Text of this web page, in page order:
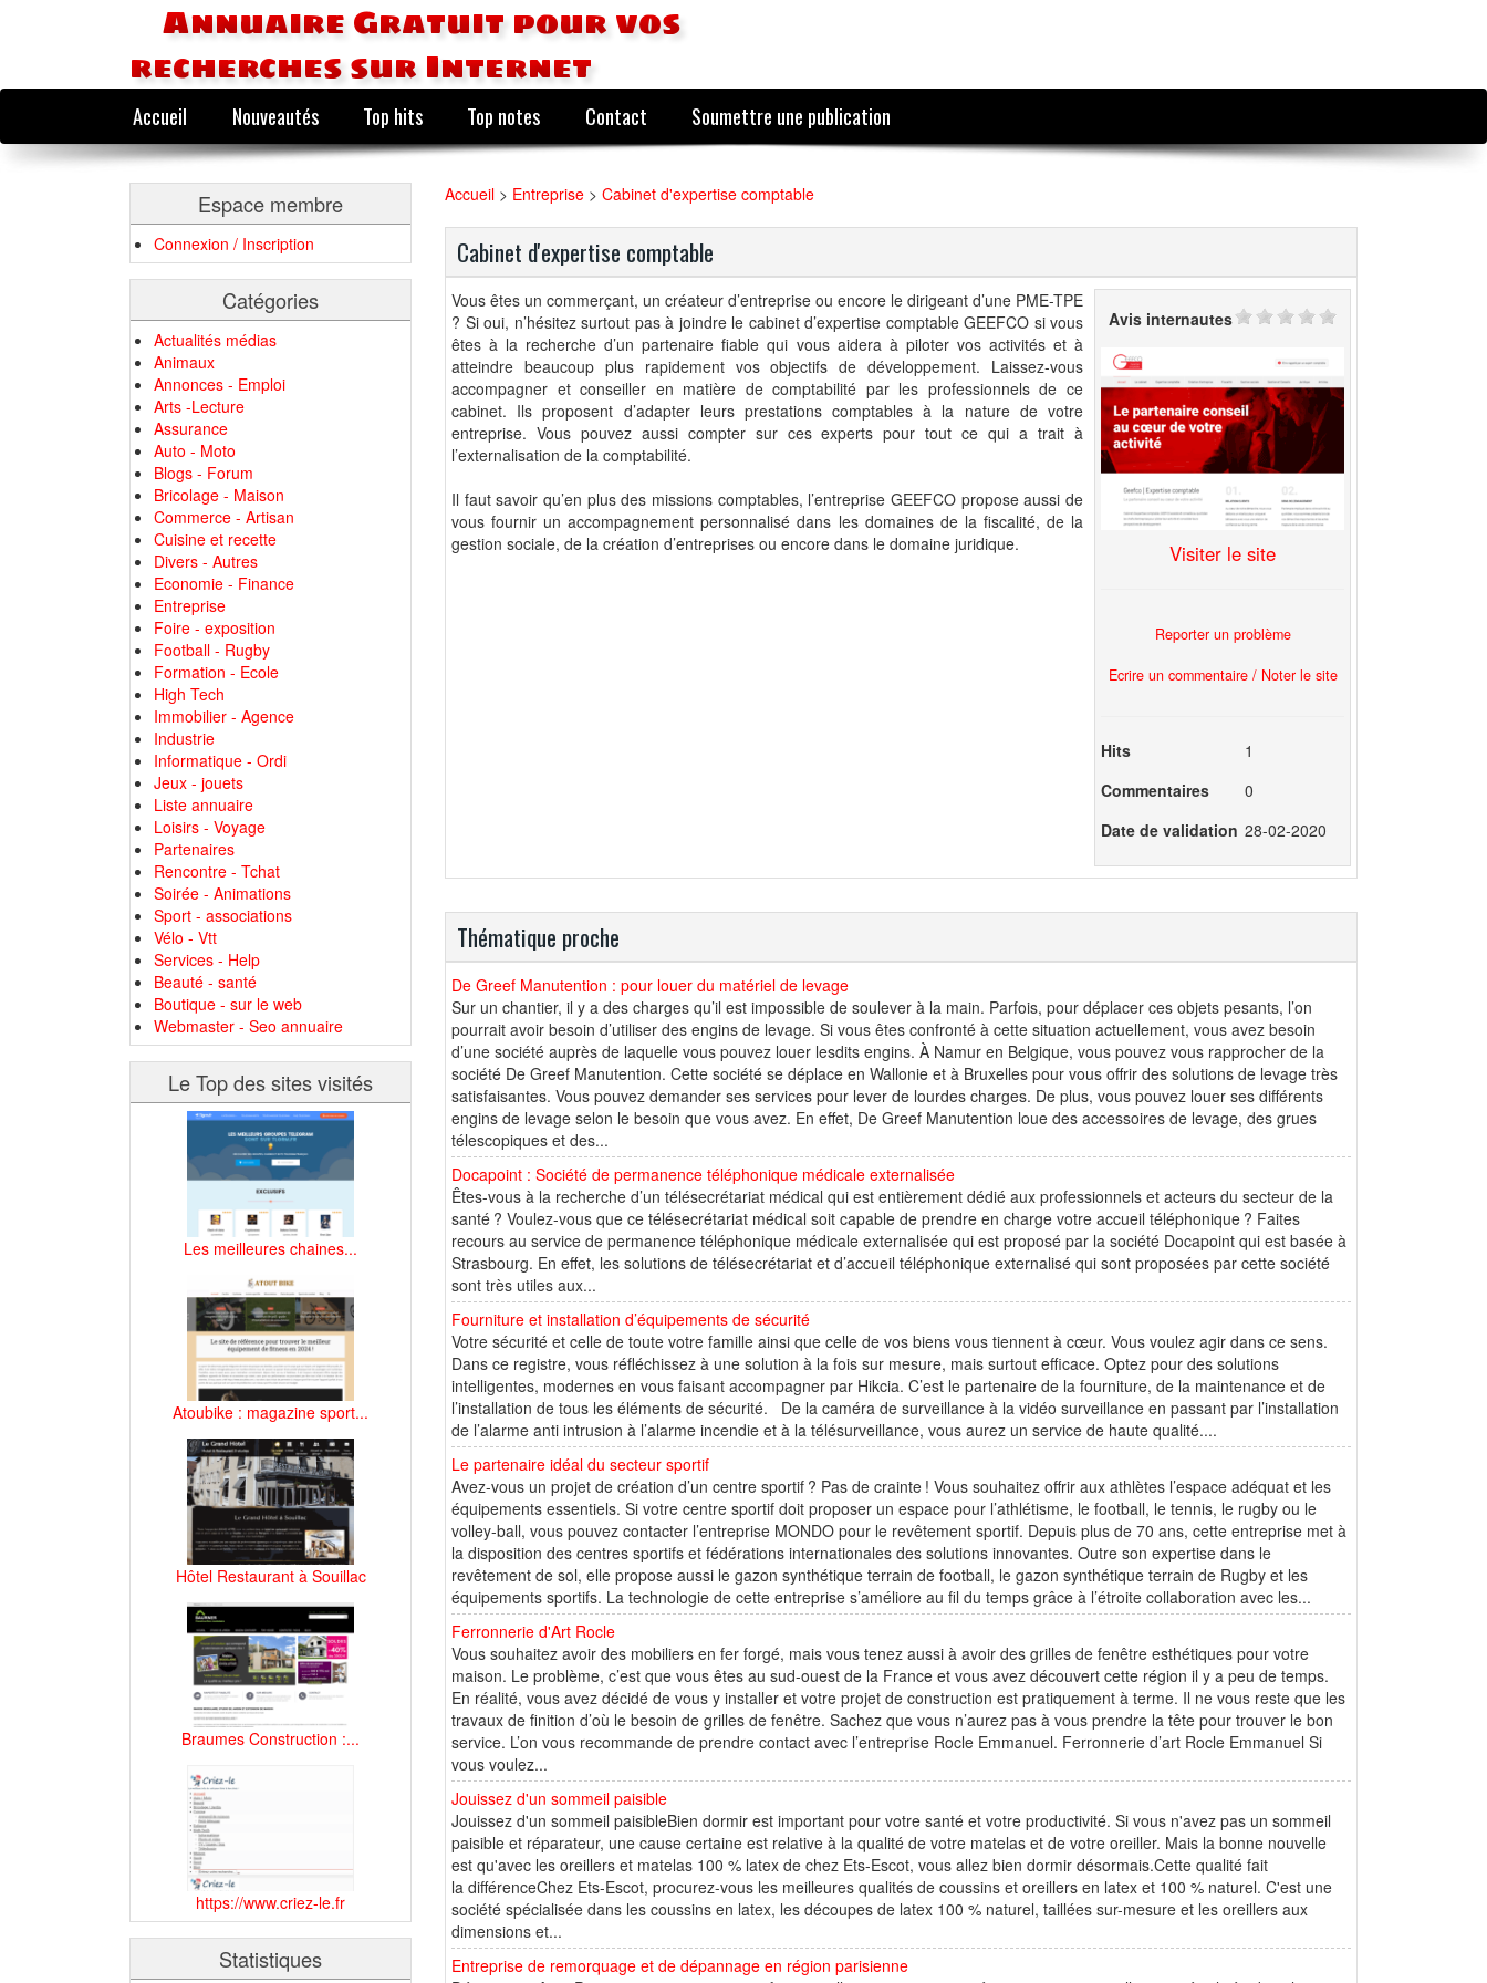
Annuaire Gratuit pour vos
recherches sur Internet
Accueil Nouveautés Top hits Top notes Contact Soumettre une publication
Espace membre
Connexion / Inscription
Catégories
Actualités médias
Animaux
Annonces - Emploi
Arts -Lecture
Assurance
Auto - Moto
Blogs - Forum
Bricolage - Maison
Commerce - Artisan
Cuisine et recette
Divers - Autres
Economie - Finance
Entreprise
Foire - exposition
Football - Rugby
Formation - Ecole
High Tech
Immobilier - Agence
Industrie
Informatique - Ordi
Jeux - jouets
Liste annuaire
Loisirs - Voyage
Partenaires
Rencontre - Tchat
Soirée - Animations
Sport - associations
Vélo - Vtt
Services - Help
Beauté - santé
Boutique - sur le web
Webmaster - Seo annuaire
Le Top des sites visités
Les meilleures chaines...
Atoubike : magazine sport...
Hôtel Restaurant à Souillac
Braumes Construction :...
https://www.criez-le.fr
Statistiques
Accueil > Entreprise > Cabinet d'expertise comptable
Cabinet d'expertise comptable
Vous êtes un commerçant, un créateur d’entreprise ou encore le dirigeant d’une PME-TPE
? Si oui, n’hésitez surtout pas à joindre le cabinet d’expertise comptable GEEFCO si vous
êtes à la recherche d’un partenaire fiable qui vous aidera à piloter vos activités et à
atteindre beaucoup plus rapidement vos objectifs de développement. Laissez-vous
accompagner et conseiller en matière de comptabilité par les professionnels de ce
cabinet. Ils proposent d’adapter leurs prestations comptables à la nature de votre
entreprise. Vous pouvez aussi compter sur ces experts pour tout ce qui a trait à
l’externalisation de la comptabilité.
Il faut savoir qu’en plus des missions comptables, l’entreprise GEEFCO propose aussi de
vous fournir un accompagnement personnalisé dans les domaines de la fiscalité, de la
gestion sociale, de la création d’entreprises ou encore dans le domaine juridique.
Avis internautes
Visiter le site
Reporter un problème
Ecrire un commentaire / Noter le site
Hits
1
Commentaires
0
Date de validation 28-02-2020
Thématique proche
De Greef Manutention : pour louer du matériel de levage
Sur un chantier, il y a des charges qu’il est impossible de soulever à la main. Parfois, pour déplacer ces objets pesants, l’on
pourrait avoir besoin d’utiliser des engins de levage. Si vous êtes confronté à cette situation actuellement, vous avez besoin
d’une société auprès de laquelle vous pouvez louer lesdits engins. À Namur en Belgique, vous pouvez vous rapprocher de la
société De Greef Manutention. Cette société se déplace en Wallonie et à Bruxelles pour vous offrir des solutions de levage très
satisfaisantes. Vous pouvez demander ses services pour lever de lourdes charges. De plus, vous pouvez louer ses différents
engins de levage selon le besoin que vous avez. En effet, De Greef Manutention loue des accessoires de levage, des grues
télescopiques et des...
Docapoint : Société de permanence téléphonique médicale externalisée
Êtes-vous à la recherche d’un télésecrétariat médical qui est entièrement dédié aux professionnels et acteurs du secteur de la
santé ? Voulez-vous que ce télésecrétariat médical soit capable de prendre en charge votre accueil téléphonique ? Faites
recours au service de permanence téléphonique médicale externalisée qui est proposé par la société Docapoint qui est basée à
Strasbourg. En effet, les solutions de télésecrétariat et d’accueil téléphonique externalisé qui sont proposées par cette société
sont très utiles aux...
Fourniture et installation d’équipements de sécurité
Votre sécurité et celle de toute votre famille ainsi que celle de vos biens vous tiennent à cœur. Vous voulez agir dans ce sens.
Dans ce registre, vous réfléchissez à une solution à la fois sur mesure, mais surtout efficace. Optez pour des solutions
intelligentes, modernes en vous faisant accompagner par Hikcia. C’est le partenaire de la fourniture, de la maintenance et de
l’installation de tous les éléments de sécurité. De la caméra de surveillance à la vidéo surveillance en passant par l’installation
de l’alarme anti intrusion à l’alarme incendie et à la télésurveillance, vous aurez un service de haute qualité....
Le partenaire idéal du secteur sportif
Avez-vous un projet de création d’un centre sportif ? Pas de crainte ! Vous souhaitez offrir aux athlètes l’espace adéquat et les
équipements essentiels. Si votre centre sportif doit proposer un espace pour l’athlétisme, le football, le tennis, le rugby ou le
volley-ball, vous pouvez contacter l’entreprise MONDO pour le revêtement sportif. Depuis plus de 70 ans, cette entreprise met à
la disposition des centres sportifs et fédérations internationales des solutions innovantes. Outre son expertise dans le
revêtement de sol, elle propose aussi le gazon synthétique terrain de football, le gazon synthétique terrain de Rugby et les
équipements sportifs. La technologie de cette entreprise s’améliore au fil du temps grâce à l’étroite collaboration avec les...
Ferronnerie d'Art Rocle
Vous souhaitez avoir des mobiliers en fer forgé, mais vous tenez aussi à avoir des grilles de fenêtre esthétiques pour votre
maison. Le problème, c’est que vous êtes au sud-ouest de la France et vous avez découvert cette région il y a peu de temps.
En réalité, vous avez décidé de vous y installer et votre projet de construction est pratiquement à terme. Il ne vous reste que les
travaux de finition d’où le besoin de grilles de fenêtre. Sachez que vous n’aurez pas à vous prendre la tête pour trouver le bon
service. L’on vous recommande de prendre contact avec l’entreprise Rocle Emmanuel. Ferronnerie d’art Rocle Emmanuel Si
vous voulez...
Jouissez d'un sommeil paisible
Jouissez d'un sommeil paisibleBien dormir est important pour votre santé et votre productivité. Si vous n'avez pas un sommeil
paisible et réparateur, une cause certaine est relative à la qualité de votre matelas et de votre oreiller. Mais la bonne nouvelle
est qu'avec les oreillers et matelas 100 % latex de chez Ets-Escot, vous allez bien dormir désormais.Cette qualité fait
la différenceChez Ets-Escot, procurez-vous les meilleures qualités de coussins et oreillers en latex et 100 % naturel. C'est une
société spécialisée dans les coussins en latex, les découpes de latex 100 % naturel, taillées sur-mesure et les oreillers aux
dimensions et...
Entreprise de remorquage et de dépannage en région parisienne